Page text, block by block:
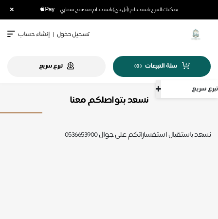
يمكنك التبرع باستخدام (أبل باي) باستخدام متصفح سفاري
تسجيل دخول | إنشاء حساب
سلة التبرعات (
0
) تبرع سريع
نسعد بتواصلكم معنا
باستقبال استفساراتكم على جوال 0536653900